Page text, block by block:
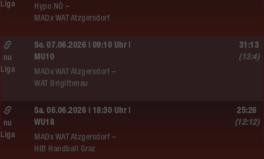
Hypo NÖ –
MADx WAT Atzgersdorf
Liga
So. 07.06.2026 | 09:10 Uhr |
MU10
MADx WAT Atzgersdorf –
WAT Brigittenau
nu
Liga
31:13
(13:4)
Sa. 06.06.2026 | 18:30 Uhr |
WU18
MADx WAT Atzgersdorf –
HIB Handball Graz
nu
Liga
25:26
(12:12)